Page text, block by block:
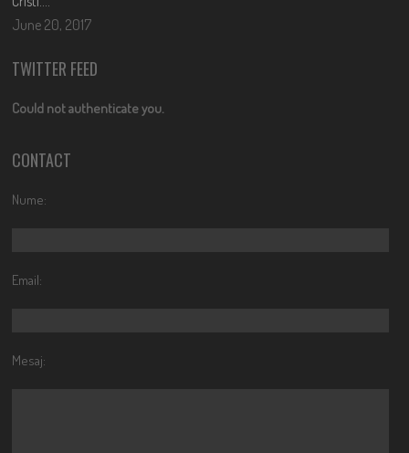
June 20, 2017
TWITTER FEED
Could not authenticate you.
CONTACT
Nume:
Email:
Mesaj: